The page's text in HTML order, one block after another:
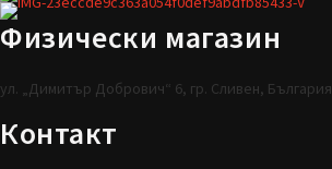
Физически магазин
ул. „Димитър Добрович“ 6, гр. Сливен, България
Контакт